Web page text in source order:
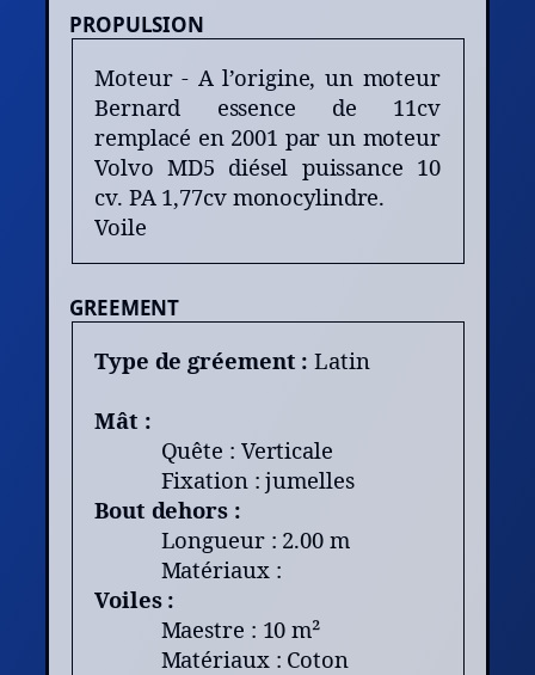
PROPULSION
Moteur - A l’origine, un moteur
Bernard essence de 11cv
remplacé en 2001 par un moteur
Volvo MD5 diésel puissance 10
cv. PA 1,77cv monocylindre.
Voile
GREEMENT
Type de gréement :Latin
Mât :
Quête : Verticale
Fixation : jumelles
Bout dehors :
Longueur : 2.00 m
Matériaux :
Voiles :
Maestre : 10 m²
Matériaux : Coton